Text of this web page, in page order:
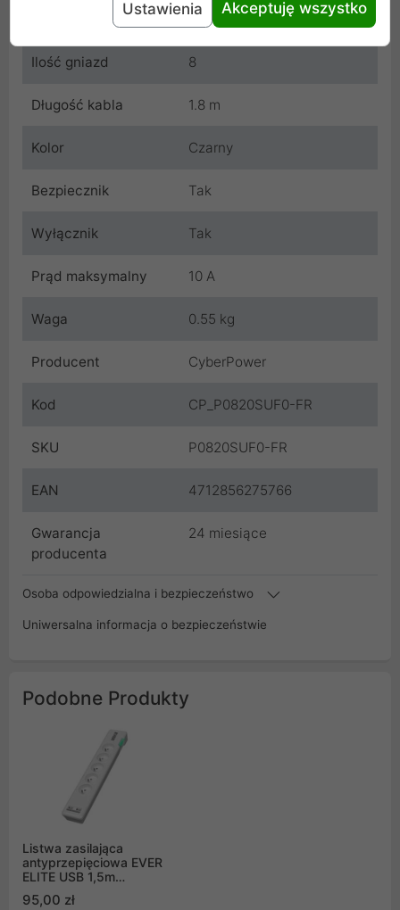
Cechy produktu
Ilość gniazd 8
Długość kabla 1.8 m
Kolor Czarny
Bezpiecznik Tak
Wyłącznik Tak
Prąd maksymalny 10 A
Waga 0.55 kg
Producent CyberPower
Kod CP_P0820SUF0-FR
SKU P0820SUF0-FR
EAN 4712856275766
Gwarancja
producenta
24 miesiące
Osoba odpowiedzialna i bezpieczeństwo
Uniwersalna informacja o bezpieczeństwie
Podobne Produkty
Listwa zasilająca
antyprzepięciowa EVER
ELITE USB 1,5m
(T/LZ11-ELI015/0000)
95,00 zł
Ustawienia Akceptuję wszystko